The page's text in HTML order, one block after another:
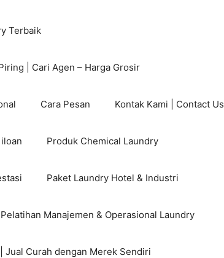
Terbaik
| Cari Agen – Harga Grosir
Cara Pesan Kontak Kami | Contact Us
Produk Chemical Laundry
Paket Laundry Hotel & Industri
Pelatihan Manajemen & Operasional Laundry
Jual Curah dengan Merek Sendiri